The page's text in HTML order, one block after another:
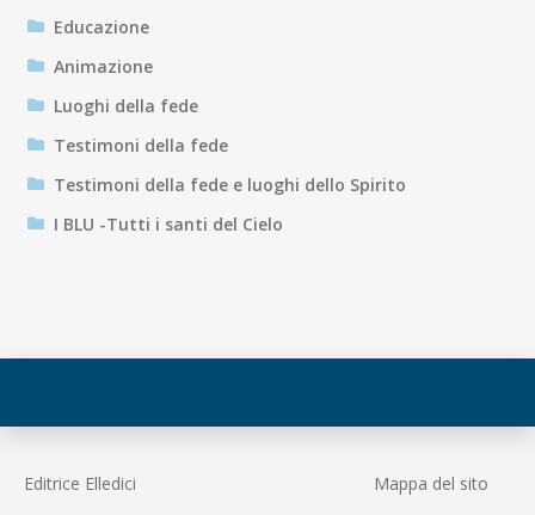
Educazione
Animazione
Luoghi della fede
Testimoni della fede
Testimoni della fede e luoghi dello Spirito
I BLU -Tutti i santi del Cielo
Editrice Elledici Mappa del sito